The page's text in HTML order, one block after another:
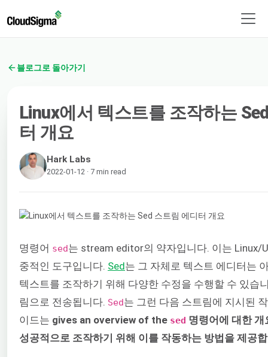
블로그로 돌아가기
Linux에서 텍스트를 조작하는
터 개요
Hark Labs
2022-01-12 · 7 min read
명령어 sed는 stream editor의 약자입니다. 이는 Linux/
중적인 도구입니다. Sed는 그 자체로 텍스트 에디터는
텍스트를 조작하기 위해 다양한 수정을 수행할 수 있습
림으로 전송됩니다. Sed는 그런 다음 스트림에 지시된
이드는 gives an overview of the sed 명령어에 대한
성공적으로 조작하기 위해 이를 작동하는 방법을 제공